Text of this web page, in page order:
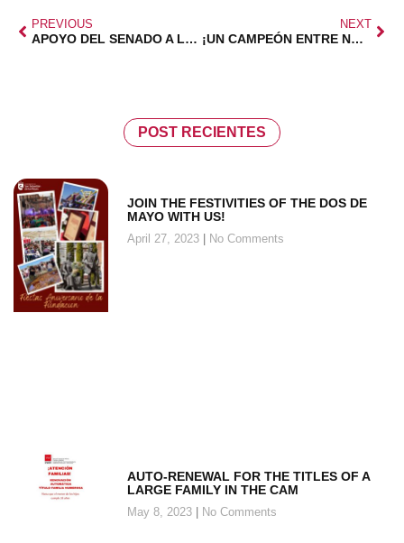
PREVIOUS
APOYO DEL SENADO A LAS FAMILIAS NUMEROSAS
NEXT
¡UN CAMPEÓN ENTRE NOSOTROS!
POST RECIENTES
JOIN THE FESTIVITIES OF THE DOS DE
MAYO WITH US!
April 27, 2023 No Comments
AUTO-RENEWAL FOR THE TITLES OF A
LARGE FAMILY IN THE CAM
May 8, 2023 No Comments